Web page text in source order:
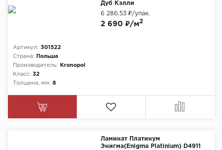
Дуб Кэлли
Артикул: 301522
Страна:
Польша
Производитель:
Kronopol
Класс: 32
Толщина, мм: 8
2 690 ₽/м2
6 286.53 ₽/упак.
Ламинат Платинум
Энигма(Enigma Platinium) D4911